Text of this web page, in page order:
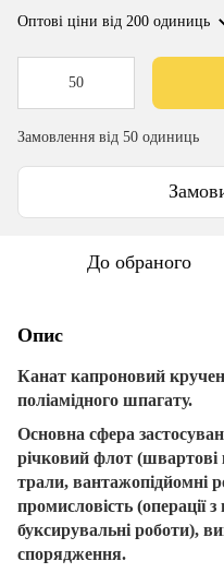
Оптові ціни від 200 одиниць
Замовлення від 50 одиниць
До обраного
Опис
Канат капроновий
поліамідного шпагату.
Основна сфера
річковий флот (швартові
трали, вантажопідйомні
промисловість (операції
буксирувальні роботи),
спорядження.